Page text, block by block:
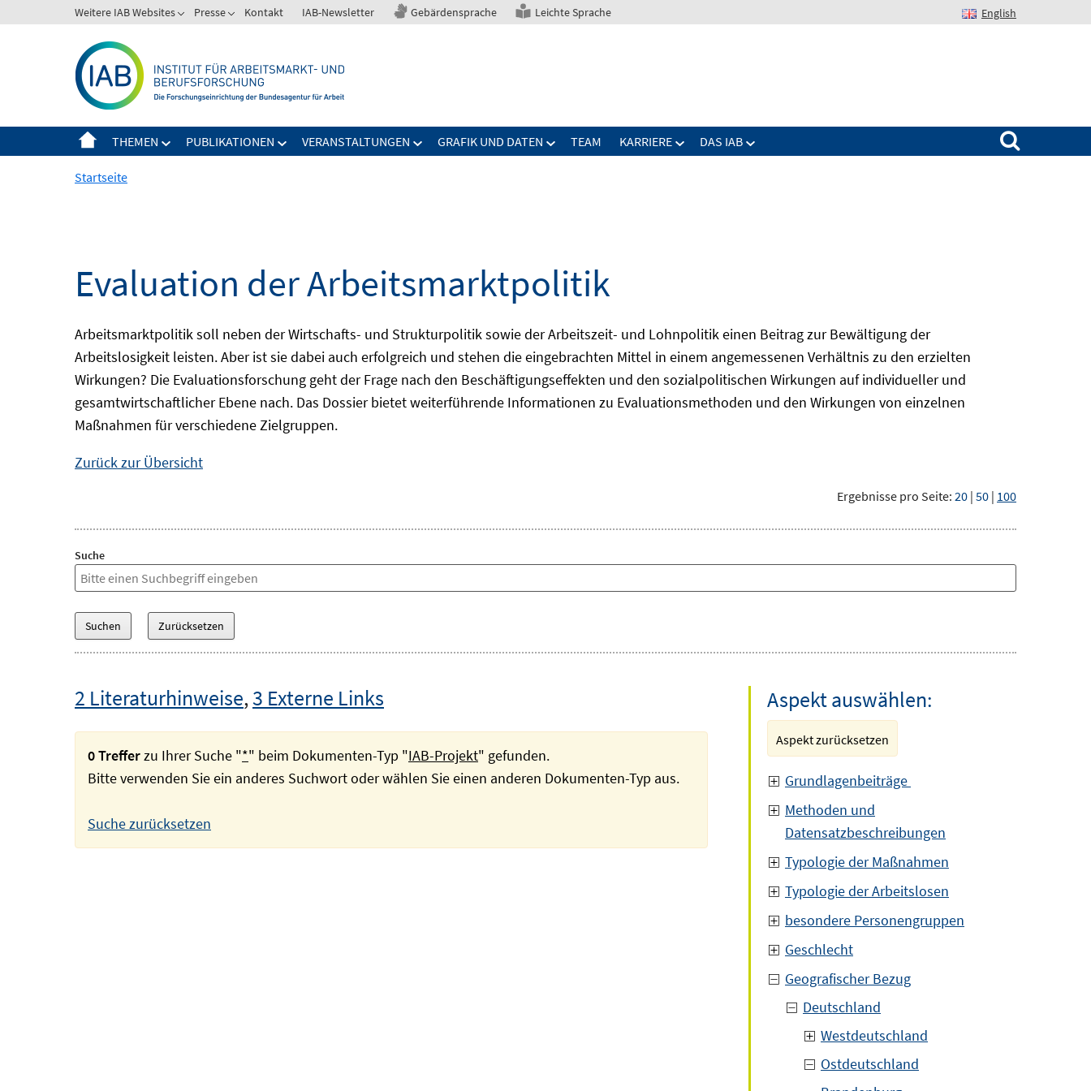
zum
Weitere IAB Websites Presse Kontakt IAB-Newsletter Gebärdensprache Leichte Sprache English
THEMEN PUBLIKATIONEN VERANSTALTUNGEN GRAFIK UND DATEN TEAM KARRIERE DAS IAB
Suchen nach:
Startseite
Evaluation der Arbeitsmarktpolitik
Arbeitsmarktpolitik soll neben der Wirtschafts- und Strukturpolitik sowie der Arbeitszeit- und Lohnpolitik einen Beitrag zur Bewältigung der
Arbeitslosigkeit leisten. Aber ist sie dabei auch erfolgreich und stehen die eingebrachten Mittel in einem angemessenen Verhältnis zu den erzielten
Wirkungen? Die Evaluationsforschung geht der Frage nach den Beschäftigungseffekten und den sozialpolitischen Wirkungen auf individueller und
gesamtwirtschaftlicher Ebene nach. Das Dossier bietet weiterführende Informationen zu Evaluationsmethoden und den Wirkungen von einzelnen
Maßnahmen für verschiedene Zielgruppen.
Zurück zur Übersicht
Ergebnisse pro Seite: 20 | 50 | 100
Suche
2 Literaturhinweise,3 Externe Links
0 Trefferzu Ihrer Suche "*" beim Dokumenten-Typ "IAB-Projekt" gefunden.
Bitte verwenden Sie ein anderes Suchwort oder wählen Sie einen anderen Dokumenten-Typ aus.
Suche zurücksetzen
Aspekt auswählen:
Aspekt zurücksetzen
Grundlagenbeiträge
Methoden und
Datensatzbeschreibungen
Typologie der Maßnahmen
Typologie der Arbeitslosen
besondere Personengruppen
Geschlecht
Geografischer Bezug
Deutschland
Westdeutschland
Ostdeutschland